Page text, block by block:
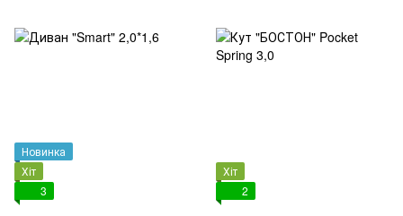
Новинка
Хіт
3
Хіт
2